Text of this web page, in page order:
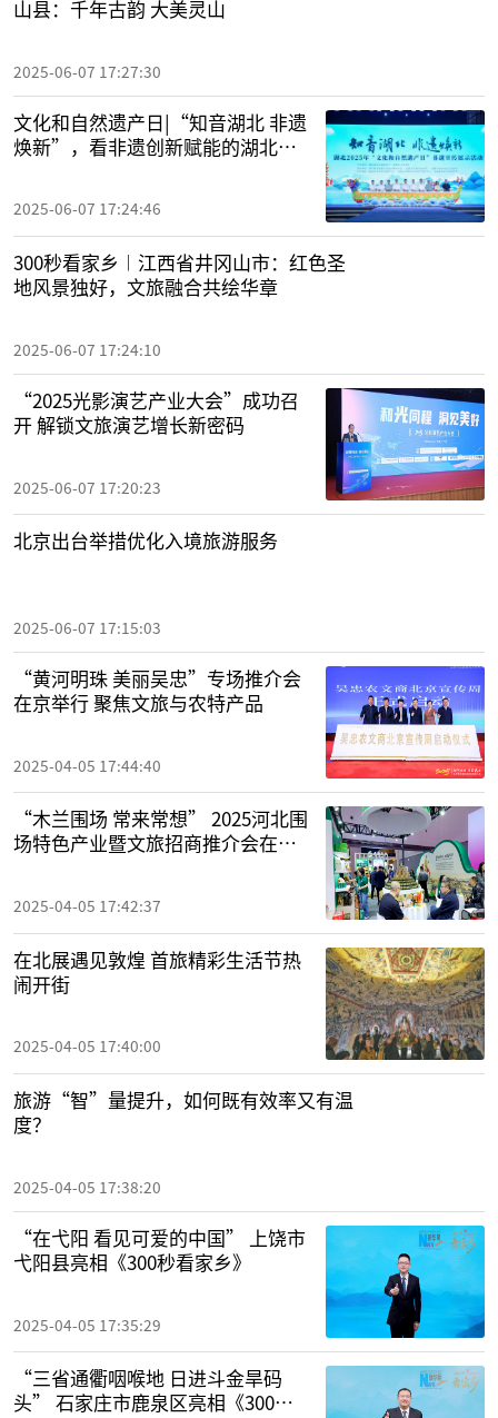
山县：千年古韵 大美灵山
2025-06-07 17:27:30
文化和自然遗产日|“知音湖北 非遗
焕新”，看非遗创新赋能的湖北实
2025-06-07 17:24:46
300秒看家乡︱江西省井冈山市：红色圣
地风景独好，文旅融合共绘华章
2025-06-07 17:24:10
“2025光影演艺产业大会”成功召
开 解锁文旅演艺增长新密码
2025-06-07 17:20:23
北京出台举措优化入境旅游服务
2025-06-07 17:15:03
“黄河明珠 美丽吴忠”专场推介会
在京举行 聚焦文旅与农特产品
2025-04-05 17:44:40
“木兰围场 常来常想” 2025河北围
场特色产业暨文旅招商推介会在成
2025-04-05 17:42:37
在北展遇见敦煌 首旅精彩生活节热
闹开街
2025-04-05 17:40:00
旅游“智”量提升，如何既有效率又有温
度？
2025-04-05 17:38:20
“在弋阳 看见可爱的中国” 上饶市
弋阳县亮相《300秒看家乡》
2025-04-05 17:35:29
“三省通衢咽喉地 日进斗金旱码
头” 石家庄市鹿泉区亮相《300秒